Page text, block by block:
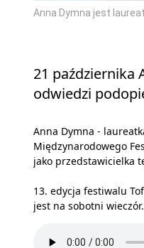
Anna Dymna jest
21 października
odwiedzi
Anna Dymna -
Międzynarodowego
jako przedstawicielka
13. edycja festiwalu
jest na sobotni wieczór.